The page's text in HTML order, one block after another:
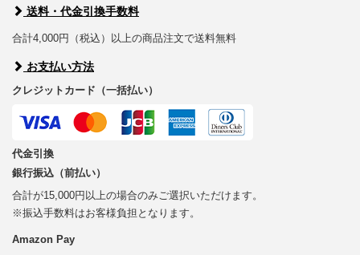
送料・代金引換手数料
合計4,000円（税込）以上の商品注文で送料無料
お支払い方法
クレジットカード（一括払い）
代金引換
銀行振込（前払い）
合計が15,000円以上の場合のみご選択いただけます。
※振込手数料はお客様負担となります。
Amazon Pay